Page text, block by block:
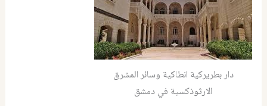
دار بطريركية انطاكية وسائر المشرق
الارثوذكسية في دمشق